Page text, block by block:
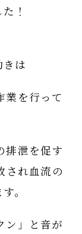
！
は
業を行って
排泄を促す
され血流の
。
ン」と音が